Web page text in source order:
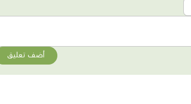
أضف تعليق